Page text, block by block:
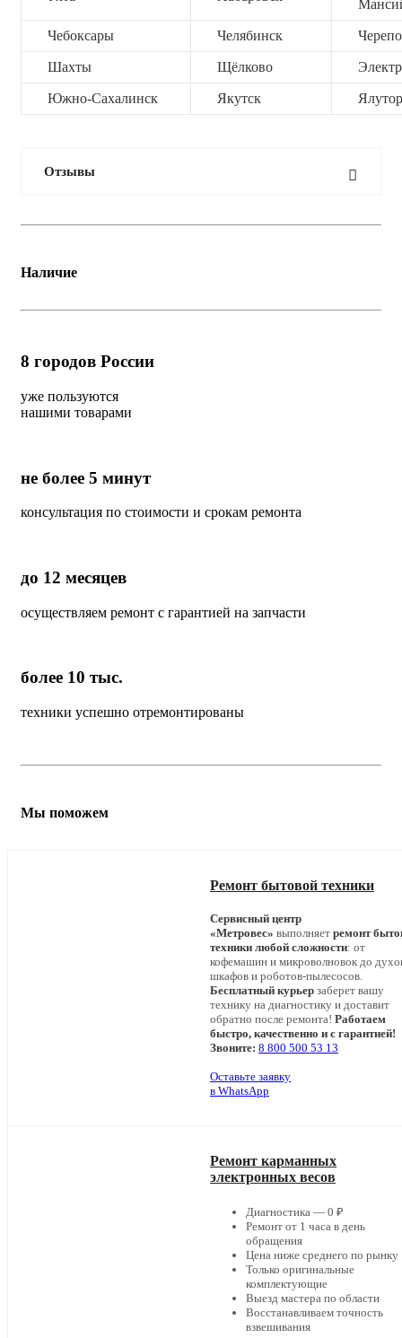
Чебоксары Челябинск
Шахты Щёлково
Южно-Сахалинск Якутск
Отзывы
Наличие
8 городов России
уже пользуются
нашими товарами
не более 5 минут
консультация по стоимости и срокам ремонта
до 12 месяцев
осуществляем ремонт с гарантией на запчасти
более 10 тыс.
техники успешно отремонтированы
Мы поможем
Ремонт бытовой техники
Сервисный центр
«Метровес» выполняет ремонт
техники любой сложности: от
кофемашин и микроволновок до
шкафов и роботов-пылесосов.
Бесплатный курьер заберет вашу
технику на диагностику и доставит
обратно после ремонта! Работаем
быстро, качественно и с гарантией!
Звоните: 8 800 500 53 13
Оставьте заявку
в WhatsApp
Ремонт карманных
электронных весов
Диагностика — 0 ₽
Ремонт от 1 часа в день
обращения
Цена ниже среднего по рынку
Только оригинальные
комплектующие
Выезд мастера по области
Восстанавливаем точность
взвешивания